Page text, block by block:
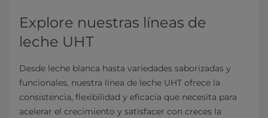
Explore nuestras líneas de
leche UHT
Desde leche blanca hasta variedades saborizadas y
funcionales, nuestra línea de leche UHT ofrece la
consistencia, flexibilidad y eficacia que necesita para
acelerar el crecimiento y satisfacer con creces la